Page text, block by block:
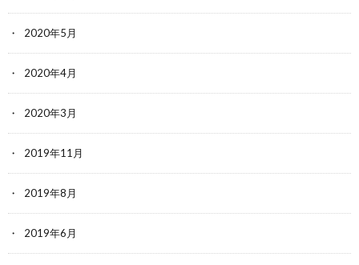
2020年5月
2020年4月
2020年3月
2019年11月
2019年8月
2019年6月